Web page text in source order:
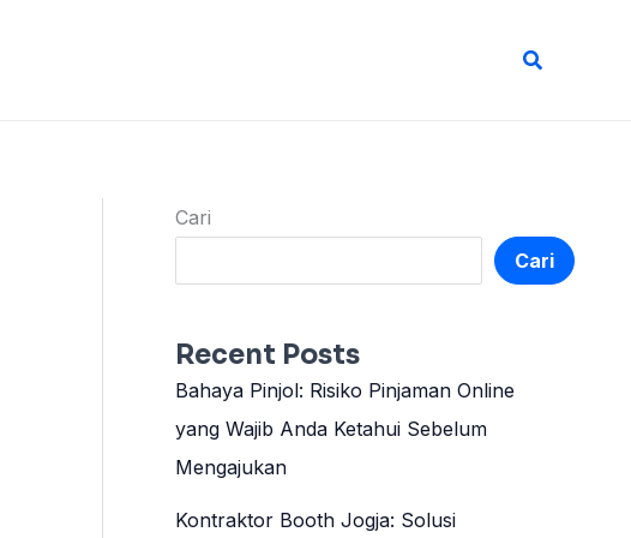
Cari
Cari
Cari
Recent Posts
Bahaya Pinjol: Risiko Pinjaman Online
yang Wajib Anda Ketahui Sebelum
Mengajukan
Kontraktor Booth Jogja: Solusi